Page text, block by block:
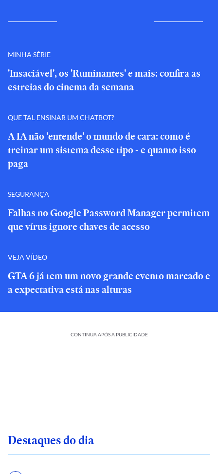
MINHA SÉRIE
'Insaciável', os 'Ruminantes' e mais: confira as
estreias do cinema da semana
QUE TAL ENSINAR UM CHATBOT?
A IA não 'entende' o mundo de cara: como é
treinar um sistema desse tipo - e quanto isso
paga
SEGURANÇA
Falhas no Google Password Manager permitem
que vírus ignore chaves de acesso
VEJA VÍDEO
GTA 6 já tem um novo grande evento marcado e
a expectativa está nas alturas
CONTINUA APÓS A PUBLICIDADE
Destaques do dia